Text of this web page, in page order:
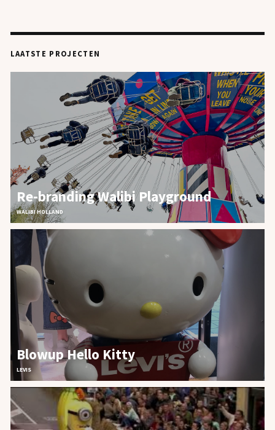
LAATSTE PROJECTEN
Re-branding Walibi Playground
WALIBI HOLLAND
Blowup Hello Kitty
LEVIS